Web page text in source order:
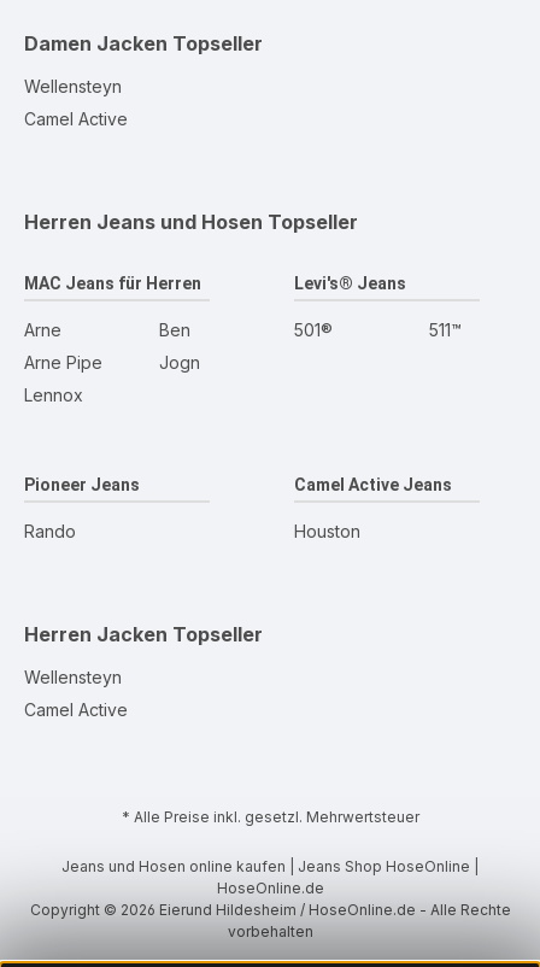
Damen Jacken Topseller
Wellensteyn
Camel Active
Herren Jeans und Hosen Topseller
MAC Jeans für Herren
Arne
Arne Pipe
Lennox
Ben
Jogn
Levi's® Jeans
501® 511™
Pioneer Jeans
Rando
Camel Active Jeans
Houston
Herren Jacken Topseller
Wellensteyn
Camel Active
* Alle Preise inkl. gesetzl. Mehrwertsteuer
Jeans und Hosen online kaufen | Jeans Shop HoseOnline |
HoseOnline.de
Copyright © 2026 Eierund Hildesheim / HoseOnline.de - Alle Rechte
vorbehalten